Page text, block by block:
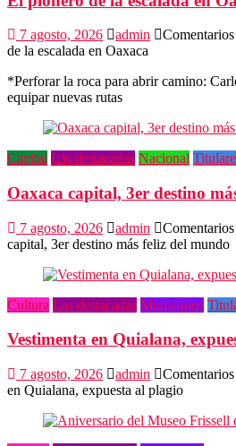
7 agosto, 2026 admin
de la escalada en Oaxaca
*Perforar la roca para abrir camino:
equipar nuevas rutas
Capital Las destacadas Nacional
Oaxaca capital, 3er destino
7 agosto, 2026 admin
capital, 3er destino más feliz del mundo
Cultura Las destacadas Municipios
Vestimenta en Quialana,
7 agosto, 2026 admin
en Quialana, expuesta al plagio